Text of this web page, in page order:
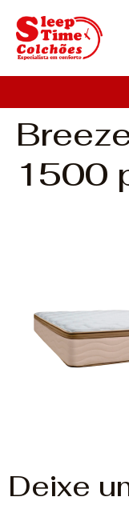
Colchões
Bases
Poltronas
Móveis
1500
Deixe